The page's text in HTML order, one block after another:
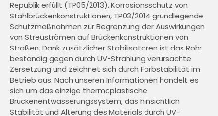
Republik erfüllt (TP05/2013). Korrosionsschutz von
Stahlbrückenkonstruktionen, TP03/2014 grundlegende
Schutzmaßnahmen zur Begrenzung der Auswirkungen
von Streuströmen auf Brückenkonstruktionen von
Straßen. Dank zusätzlicher Stabilisatoren ist das Rohr
beständig gegen durch UV-Strahlung verursachte
Zersetzung und zeichnet sich durch Farbstabilität im
Betrieb aus. Nach unseren Informationen handelt es
sich um das einzige thermoplastische
Brückenentwässerungssystem, das hinsichtlich
Stabilität und Alterung des Materials durch UV-